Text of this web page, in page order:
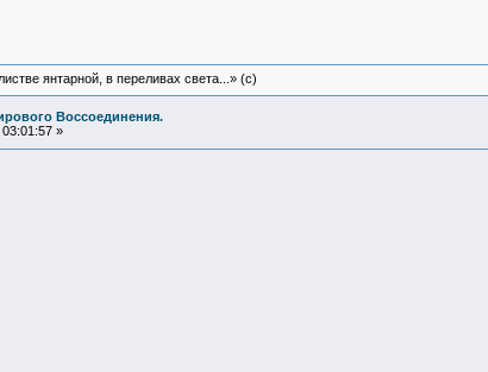
янтарной, в переливах света...» (c)
Воссоединения.
»